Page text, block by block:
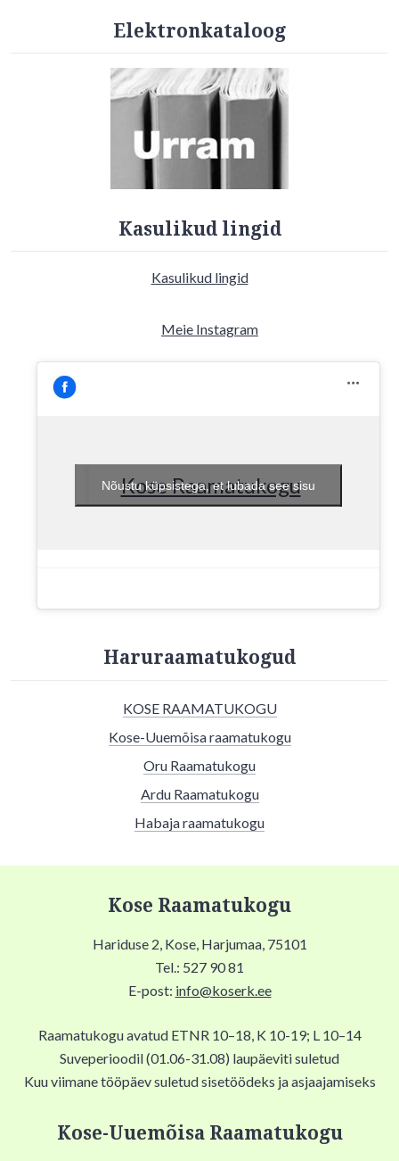
Elektronkataloog
Kasulikud lingid
Kasulikud lingid
Meie Instagram
Kose Raamatukogu
Nõustu küpsistega, et lubada see sisu
Haruraamatukogud
KOSE RAAMATUKOGU
Kose-Uuemõisa raamatukogu
Oru Raamatukogu
Ardu Raamatukogu
Habaja raamatukogu
Kose Raamatukogu
Hariduse 2, Kose, Harjumaa, 75101
Tel.: 527 90 81
E-post: info@koserk.ee
Raamatukogu avatud ETNR 10–18, K 10-19; L 10–14
Suveperioodil (01.06-31.08) laupäeviti suletud
Kuu viimane tööpäev suletud sisetöödeks ja asjaajamiseks
Kose-Uuemõisa Raamatukogu